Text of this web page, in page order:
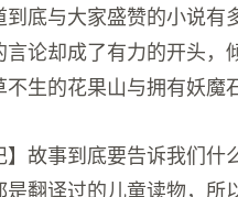
底与大家盛赞的小说有
论却成了有力的开头，
生的花果山与拥有妖魔
故事到底要告诉我们什
翻译过的儿童读物，所